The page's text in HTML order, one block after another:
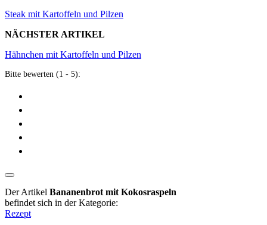
Steak mit Kartoffeln und Pilzen
NÄCHSTER ARTIKEL
Hähnchen mit Kartoffeln und Pilzen
Bitte bewerten (1 - 5):
Der Artikel Bananenbrot mit Kokosraspeln
befindet sich in der Kategorie:
Rezept